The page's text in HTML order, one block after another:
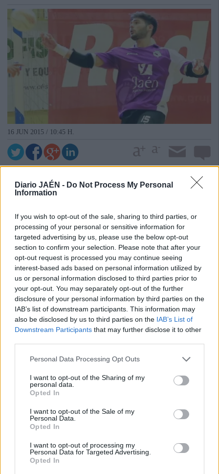
Diario JAÉN - Do Not Process My Personal
Information
If you wish to opt-out of the sale, sharing to third parties, or
processing of your personal or sensitive information for
targeted advertising by us, please use the below opt-out
section to confirm your selection. Please note that after your
opt-out request is processed you may continue seeing
interest-based ads based on personal information utilized by
us or personal information disclosed to third parties prior to
your opt-out. You may separately opt-out of the further
disclosure of your personal information by third parties on the
IAB’s list of downstream participants. This information may
also be disclosed by us to third parties on the IAB’s List of
Downstream Participants that may further disclose it to other
Personal Data Processing Opt Outs
I want to opt-out of the Sharing of my
personal data.
Opted In
I want to opt-out of the Sale of my
Personal Data.
Opted In
I want to opt-out of processing my
Personal Data for Targeted Advertising.
Opted In
16 JUN 2015 / 10:45 H.